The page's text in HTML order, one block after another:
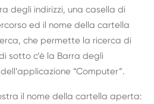
degli indirizzi, una casella di
ed il nome della cartella
che permette la ricerca di
sotto c’è la Barra degli
“Computer”.
il nome della cartella aperta: